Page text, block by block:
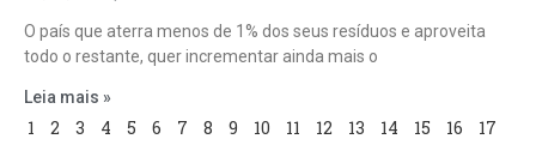
O país que aterra menos de 1% dos seus resíduos e aproveita
todo o restante, quer incrementar ainda mais o
Leia mais »
1 2 3 4 5 6 7 8 9 10 11 12 13 14 15 16
17